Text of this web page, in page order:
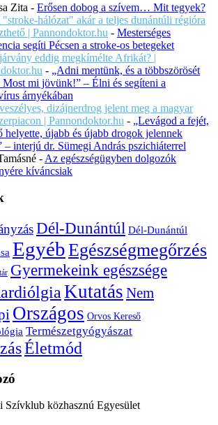
Zita - Erősen dobog a szívem… Mit tegyek?
"stroke-hálózat" akár a teljes dunántúli régióra
| Pannondoktor.hu - Mesterséges
segíti Pécsen a stroke-os betegeket
eddig megkímélte Afrikát? |
- „Adni mentünk, és a többszörösét
mi jövünk!” – Élni és segíteni a
árnyékában
dizájnerdrog jelent meg a magyar
| Pannondoktor.hu - „Levágod a fejét,
helyette, újabb és újabb drogok jelennek
interjú dr. Sümegi András pszichiáterrel
- Az egészségügyben dolgozók
kíváncsiak
Dél-Dunántúl Dél-Dunántúl
EgyébEgészségmegőrzés
Gyermekeink egészsége
Kutatás Nem
Országos Orvos Kereső
Természetgyógyászat
Életmód
Szívklub közhasznú Egyesület